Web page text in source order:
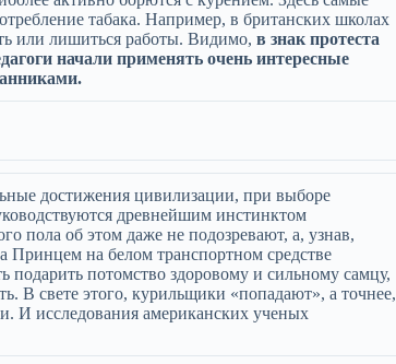
табака. Например, в британских школах
или лишиться работы. Видимо,в знак протеста
начали применять очень интересные
достижения цивилизации, при выборе
древнейшим инстинктом
пола об этом даже не подозревают, а, узнав,
Принцем на белом транспортном средстве
потомство здоровому и сильному самцу,
В свете этого, курильщики «попадают», а точнее,
И исследования американских ученых